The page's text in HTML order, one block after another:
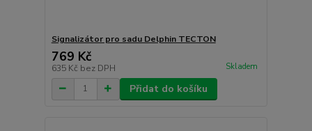
Signalizátor pro sadu Delphin TECTON
769 Kč
635 Kč bez DPH Skladem
Přidat do košíku